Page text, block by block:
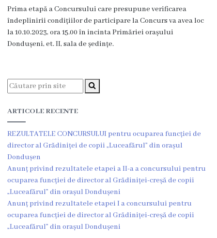
Primăria
Primarul
Dispozițiile
Rapoartele
primarului
Declarația
de
răspundere
managerială
Prima etapă a Concursului care presupune verificarea
îndeplinirii condițiilor de participare la Concurs va avea loc
la 10.10.2023, ora 15.00 în incinta Primăriei orașului
Dondușeni, et. II, sala de ședințe.
ARTICOLE RECENTE
REZULTATELE CONCURSULUI pentru ocuparea funcției de
director al Grădiniței de copii „Luceafărul” din orașul
Dondușen
Anunț privind rezultatele etapei a II-a a concursului pentru
ocuparea funcției de director al Grădiniței-creșă de copii
„Luceafărul” din orașul Dondușeni
Anunț privind rezultatele etapei I a concursului pentru
ocuparea funcției de director al Grădiniței-creșă de copii
„Luceafărul” din orașul Dondușeni